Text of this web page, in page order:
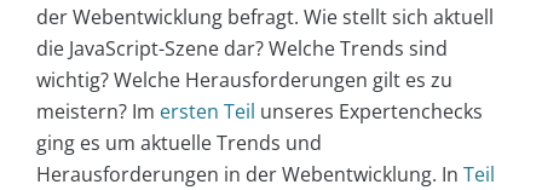
der Webentwicklung befragt. Wie stellt sich aktuell
die JavaScript-Szene dar? Welche Trends sind
wichtig? Welche Herausforderungen gilt es zu
meistern? Im ersten Teil unseres Expertenchecks
ging es um aktuelle Trends und
Herausforderungen in der Webentwicklung. In Teil